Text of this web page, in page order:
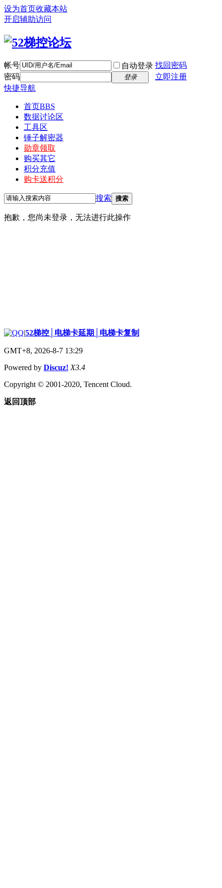
设为首页收藏本站
开启辅助访问
帐号 自动登录 找回密码
密码
登录
立即注册
快捷导航
首页BBS
数据讨论区
工具区
锤子解密器
勋章领取
购买其它
积分充值
购卡送积分
搜索 搜索
抱歉，您尚未登录，无法进行此操作
|52梯控│电梯卡延期│电梯卡复制
GMT+8, 2026-8-7 13:29
Powered by Discuz! X3.4
Copyright © 2001-2020, Tencent Cloud.
返回顶部